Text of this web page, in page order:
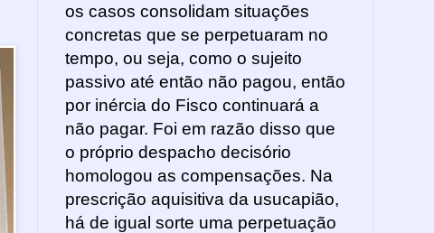
os casos consolidam situações
concretas que se perpetuaram no
tempo, ou seja, como o sujeito
passivo até então não pagou, então
por inércia do Fisco continuará a
não pagar. Foi em razão disso que
o próprio despacho decisório
homologou as compensações. Na
prescrição aquisitiva da usucapião,
há de igual sorte uma perpetuação